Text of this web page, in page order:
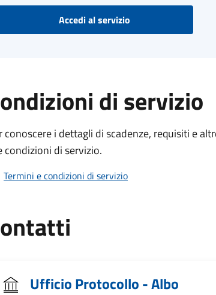
Accedi al servizio
di servizio
conoscere i dettagli di scadenze, requisiti e
condizioni di servizio.
Termini e condizioni di servizio
Ufficio Protocollo - Albo